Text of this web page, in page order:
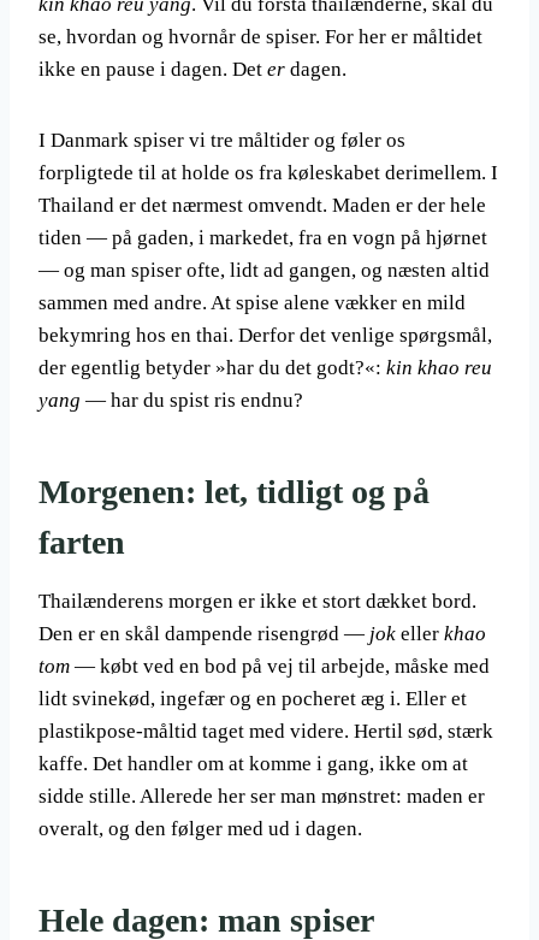
se, hvordan og hvornår de spiser. For her er måltidet
ikke en pause i dagen. Det er dagen.
I Danmark spiser vi tre måltider og føler os
forpligtede til at holde os fra køleskabet derimellem. I
Thailand er det nærmest omvendt. Maden er der hele
tiden — på gaden, i markedet, fra en vogn på hjørnet
— og man spiser ofte, lidt ad gangen, og næsten altid
sammen med andre. At spise alene vækker en mild
bekymring hos en thai. Derfor det venlige spørgsmål,
der egentlig betyder »har du det godt?«: kin khao reu
yang — har du spist ris endnu?
Morgenen: let, tidligt og på
farten
Thailænderens morgen er ikke et stort dækket bord.
Den er en skål dampende risengrød — jok eller khao
tom — købt ved en bod på vej til arbejde, måske med
lidt svinekød, ingefær og en pocheret æg i. Eller et
plastikpose-måltid taget med videre. Hertil sød, stærk
kaffe. Det handler om at komme i gang, ikke om at
sidde stille. Allerede her ser man mønstret: maden er
overalt, og den følger med ud i dagen.
Hele dagen: man spiser